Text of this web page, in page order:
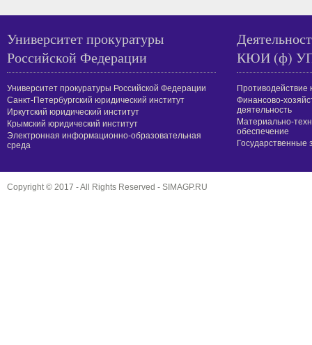
Университет прокуратуры
Российской Федерации
Университет прокуратуры Российской Федерации
Санкт-Петербургский юридический институт
Иркутский юридический институт
Крымский юридический институт
Электронная информационно-образовательная
среда
КЮИ (ф)
Противодействие
Финансово-
деятельность
Материально-
обеспечение
Государственные
Copyright © 2017 - All Rights Reserved - SIMAGP.RU